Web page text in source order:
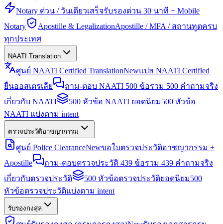
Notary ด่วน / วันเดียวเสร็จรับรองด่วน 30 นาที + Mobile
Notary
Apostille & LegalizationApostille / MFA / สถานทูตครบ
ทุกประเทศ
NAATI Translation
ศูนย์ NAATI Certified TranslationNewแปล NAATI Certified
ยื่นออสเตรเลีย
ถาม-ตอบ NAATI 500 ข้อรวม 500 คำถามจริง
เกี่ยวกับ NAATI
500 หัวข้อ NAATI ยอดนิยม500 หัวข้อ
NAATI แบ่งตาม intent
ตรวจประวัติอาชญากรรม
ศูนย์ Police ClearanceNewขอใบตรวจประวัติอาชญากรรม +
Apostille
ถาม-ตอบตรวจประวัติ 439 ข้อรวม 439 คำถามจริง
เกี่ยวกับตรวจประวัติ
500 หัวข้อตรวจประวัติยอดนิยม500
หัวข้อตรวจประวัติแบ่งตาม intent
รับรองกงสุล